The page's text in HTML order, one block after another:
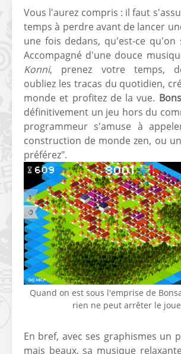
Vous l'aurez compris : il faut
temps à perdre avant de lancer
une fois dedans, qu'est-ce qu'on
Accompagné d'une douce
Konni, prenez votre temps,
oubliez les tracas du quotidien,
monde et profitez de la vue.
définitivement un jeu hors du
programmeur s'amuse à
construction de monde zen, ou
préférez".
Quand on est sous l'emprise de
rien ne peut arrêter le
En bref, avec ses graphismes un
mais beaux, sa musique
[PS4] Le point sur le
fameux jailbreak pour
6.72 / 7.02
[Vita] La team CBPS
dévoile dans une
vidéo une flopée de
nouveaux projets